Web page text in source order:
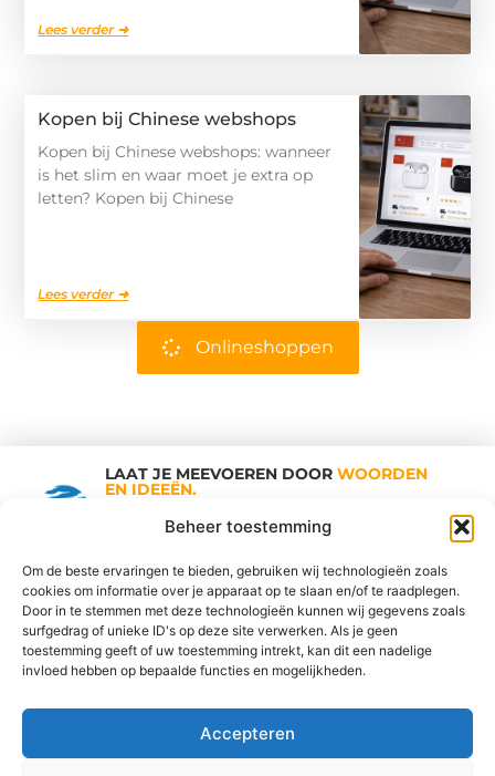
Beheer toestemming
Om de beste ervaringen te bieden, gebruiken wij technologieën zoals
cookies om informatie over je apparaat op te slaan en/of te raadplegen.
Door in te stemmen met deze technologieën kunnen wij gegevens zoals
surfgedrag of unieke ID's op deze site verwerken. Als je geen
toestemming geeft of uw toestemming intrekt, kan dit een nadelige
invloed hebben op bepaalde functies en mogelijkheden.
Accepteren
Lees verder ➜
Kopen bij Chinese webshops
Kopen bij Chinese webshops: wanneer
is het slim en waar moet je extra op
letten? Kopen bij Chinese
Lees verder ➜
Onlineshoppen
LAAT JE MEEVOEREN DOOR WOORDEN
EN IDEEËN.
Vind Ons Hier :
Cookiebeleid Adverteren Beroemdheden Contact
Partners Website index